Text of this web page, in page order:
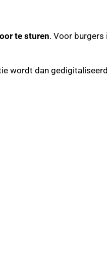
te sturen. Voor burgers
wordt dan